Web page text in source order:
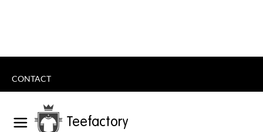
CONTACT
Teefactory